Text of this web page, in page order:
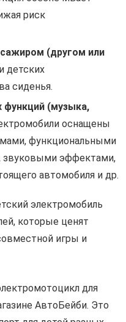
риск
(другом или
детских
сиденья.
функций (музыка,
оснащены
функциональными
звуковыми эффектами,
автомобиля и др.
электромобиль
которые ценят
игры и
для
АвтоБейби. Это